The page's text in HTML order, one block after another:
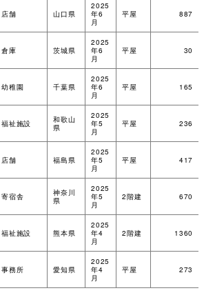
店舗 山口県
2025
年6
月
平屋 887
倉庫 茨城県
2025
年6
月
平屋 30
幼稚園 千葉県
2025
年6
月
平屋 165
福祉施設
和歌山
県
2025
年5
月
平屋 236
店舗 福島県
2025
年5
月
平屋 417
寄宿舎
神奈川
県
2025
年5
月
2階建 670
福祉施設 熊本県
2025
年4
月
2階建 1360
事務所 愛知県
2025
年4
月
平屋 273